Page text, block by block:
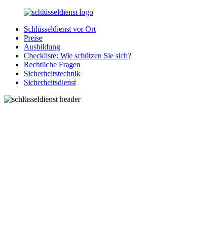
Zurück
Inhalt
SchluesseldienstDirekt.de
Ihre
Notlage
wird
gelöst!
Schlüsseldienst vor Ort
Preise
Ausbildung
Checkliste: Wie schützen Sie sich?
Rechtliche Fragen
Sicherheitstechnik
Sicherheitsdienst